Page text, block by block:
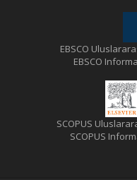
EBSCO
EBSCO
SCOPUS
SCOPUS